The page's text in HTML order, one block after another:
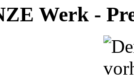
Werk -